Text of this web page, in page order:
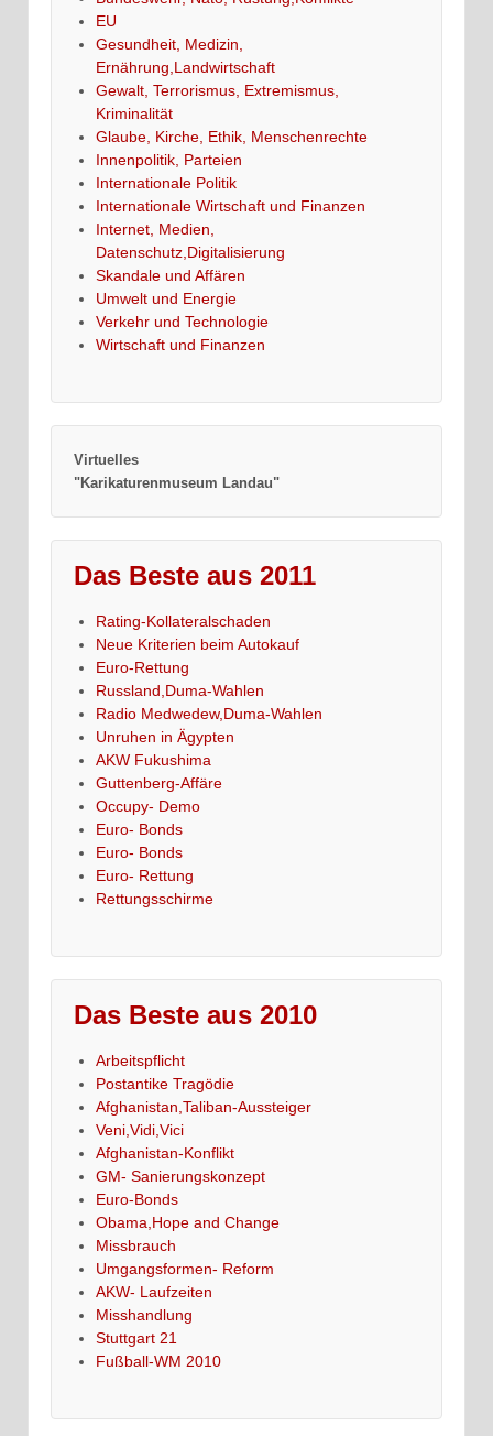
EU
Gesundheit, Medizin,
Ernährung,Landwirtschaft
Gewalt, Terrorismus, Extremismus,
Kriminalität
Glaube, Kirche, Ethik, Menschenrechte
Innenpolitik, Parteien
Internationale Politik
Internationale Wirtschaft und Finanzen
Internet, Medien,
Datenschutz,Digitalisierung
Skandale und Affären
Umwelt und Energie
Verkehr und Technologie
Wirtschaft und Finanzen
Virtuelles
"Karikaturenmuseum Landau"
Das Beste aus 2011
Rating-Kollateralschaden
Neue Kriterien beim Autokauf
Euro-Rettung
Russland,Duma-Wahlen
Radio Medwedew,Duma-Wahlen
Unruhen in Ägypten
AKW Fukushima
Guttenberg-Affäre
Occupy- Demo
Euro- Bonds
Euro- Bonds
Euro- Rettung
Rettungsschirme
Das Beste aus 2010
Arbeitspflicht
Postantike Tragödie
Afghanistan,Taliban-Aussteiger
Veni,Vidi,Vici
Afghanistan-Konflikt
GM- Sanierungskonzept
Euro-Bonds
Obama,Hope and Change
Missbrauch
Umgangsformen- Reform
AKW- Laufzeiten
Misshandlung
Stuttgart 21
Fußball-WM 2010